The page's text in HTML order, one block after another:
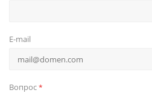
E-mail
Вопрос*